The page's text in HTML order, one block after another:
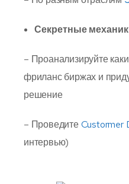
Секретные
– Проанализируйте
фриланс биржах и
решение
– ПроведитеCustormer
интервью)